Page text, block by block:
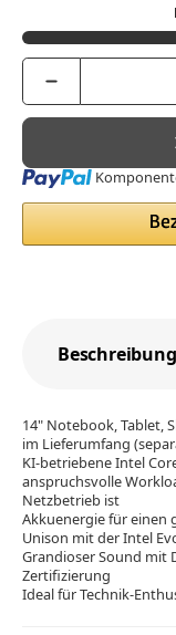
Loading...
Beschreibung
14" Notebook, Tablet,
im Lieferumfang
KI-betriebene Intel
anspruchsvolle
Netzbetrieb ist
Akkuenergie für einen
Unison mit der Intel
Grandioser Sound mit
Zertifizierung
Ideal für Technik-